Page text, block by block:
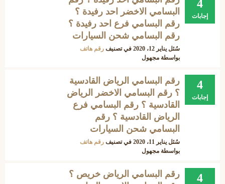
4
إجابات
البسامي الاخضر احد رفيدة ؟
رقم البسامي فرع احد رفيدة ؟
رقم البسامي شحن السيارات
سُئل يناير 12، 2020 في تصنيف رقم هاتف
بواسطة مجهول
4
إجابات
رقم البسامي الرياض القادسية
؟ رقم البسامي الاخضر الرياض
القادسية ؟ رقم البسامي فرع
الرياض القادسية ؟ رقم
البسامي شحن السيارات
سُئل يناير 11، 2020 في تصنيف رقم هاتف
بواسطة مجهول
4
رقم البسامي الرياض خريص ؟